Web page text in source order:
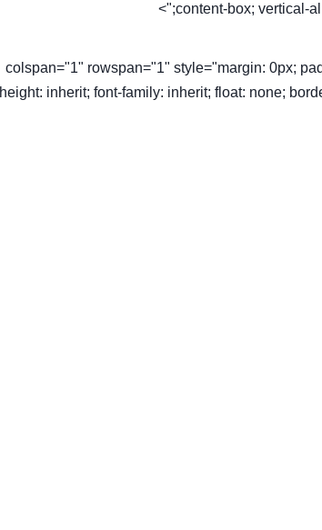
content-box; vertical-
< colspan="1" rowspan="1" style="margin: 0px;
height: inherit; font-family: inherit; float: none;